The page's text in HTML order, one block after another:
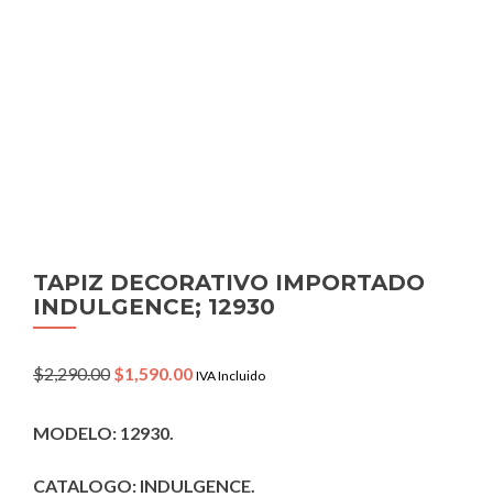
TAPIZ DECORATIVO IMPORTADO
INDULGENCE; 12930
$2,290.00 Original
$2,290.00.
$1,590.00Current
IVA Incluido
MODELO: 12930.
CATALOGO: INDULGENCE.